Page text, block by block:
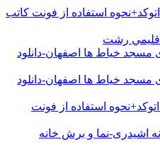
استفاده از فونت کاتب
اقليمي رشت
مسجد خیاط ها اصفهان-دانلود
مسجد خیاط ها اصفهان-دانلود
استفاده از فونت
اشیدری-نما و برش خانه